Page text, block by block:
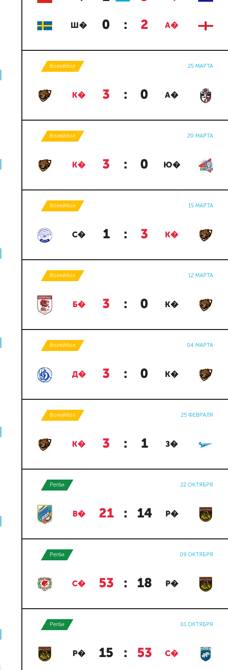
Ш� 0 : 2 А�
Волейбол 25 МАРТА
К� 3 : 0 А�
Волейбол 20 МАРТА
К� 3 : 0 Ю�
Волейбол 15 МАРТА
С� 1 : 3 К�
Волейбол 12 МАРТА
Б� 3 : 0 К�
Волейбол 04 МАРТА
Д� 3 : 0 К�
Волейбол 25 ФЕВРАЛЯ
К� 3 : 1 З�
Регби 22 ОКТЯБРЯ
В� 21 : 14 Р�
Регби 09 ОКТЯБРЯ
С� 53 : 18 Р�
Регби 01 ОКТЯБРЯ
Р� 15 : 53 С�